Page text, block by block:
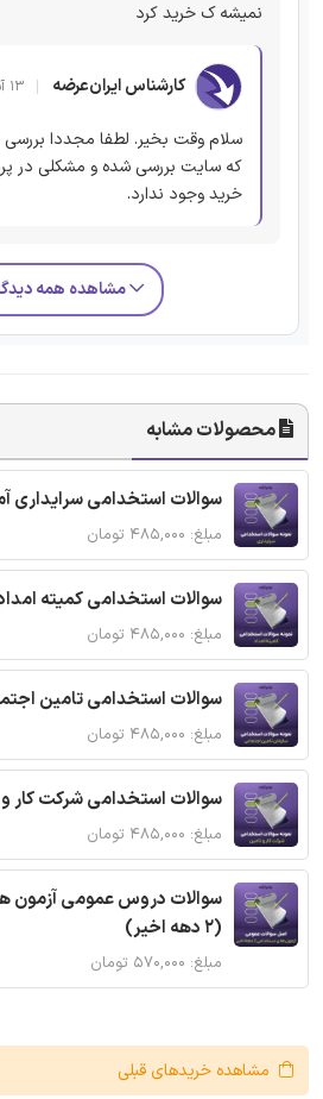
نمیشه ک خرید کرد
کارشناس ایران‌عرضه ۱۳ آبان ۱۴۰۴
سلام وقت بخیر. لطفا مجددا بررسی
که سایت بررسی شده و مشکلی در
خرید وجود ندارد.
مشاهده همه
محصولات مشابه
سوالات استخدامی سرایداری
مبلغ: ۴۸۵,۰۰۰ تومان
سوالات استخدامی کمیته
مبلغ: ۴۸۵,۰۰۰ تومان
سوالات استخدامی تامین
مبلغ: ۴۸۵,۰۰۰ تومان
سوالات استخدامی شرکت کار
مبلغ: ۴۸۵,۰۰۰ تومان
سوالات دروس عمومی آزمون
(2 دهه اخیر)
مبلغ: ۵۷۰,۰۰۰ تومان
مشاهده خریدهای قبلی